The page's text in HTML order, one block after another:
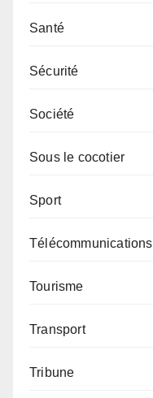
Santé
Sécurité
Société
Sous le cocotier
Sport
Télécommunications
Tourisme
Transport
Tribune